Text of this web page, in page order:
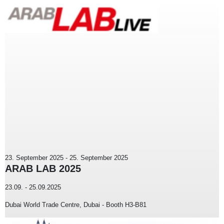
23. September 2025 - 25. September 2025
ARAB LAB 2025
23.09. - 25.09.2025
Dubai World Trade Centre, Dubai - Booth H3-B81